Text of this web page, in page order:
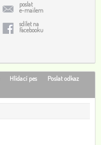
poslat
e-mailem
sdílet na
Facebooku
Hlídací pes
Poslat odkaz